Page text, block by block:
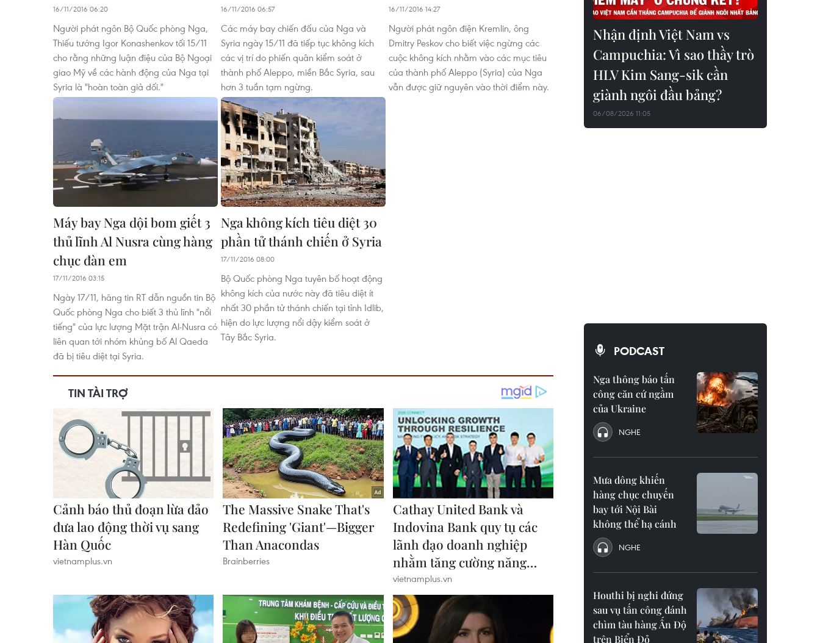
16/11/2016 06:20
Người phát ngôn Bộ Quốc phòng Nga,
Thiếu tướng Igor Konashenkov tối 15/11
cho rằng những luận điệu của Bộ Ngoại
giao Mỹ về các hành động của Nga tại
Syria là "hoàn toàn giả dối."
16/11/2016 06:57
Các máy bay chiến đấu của Nga và
Syria ngày 15/11 đã tiếp tục không kích
các vị trí do phiến quân kiểm soát ở
thành phố Aleppo, miền Bắc Syria, sau
hơn 3 tuần tạm ngừng.
16/11/2016 14:27
Người phát ngôn điện Kremlin, ông
Dmitry Peskov cho biết việc ngừng các
cuộc không kích nhằm vào các mục tiêu
của thành phố Aleppo (Syria) của Nga
vẫn được giữ nguyên vào thời điểm này.
Máy bay Nga dội bom giết 3
thủ lĩnh Al Nusra cùng hàng
chục đàn em
17/11/2016 03:15
Ngày 17/11, hãng tin RT dẫn nguồn tin Bộ
Quốc phòng Nga cho biết 3 thủ lĩnh "nổi
tiếng" của lực lượng Mặt trận Al-Nusra có
liên quan tới nhóm khủng bố Al Qaeda
đã bị tiêu diệt tại Syria.
Nga không kích tiêu diệt 30
phần tử thánh chiến ở Syria
17/11/2016 08:00
Bộ Quốc phòng Nga tuyên bố hoạt động
không kích của nước này đã tiêu diệt ít
nhất 30 phần tử thánh chiến tại tỉnh Idlib,
hiện do lực lượng nổi dậy kiểm soát ở
Tây Bắc Syria.
Nhận định Việt Nam vs
Campuchia: Vì sao thầy trò
HLV Kim Sang-sik cần
giành ngôi đầu bảng?
06/08/2026 11:05
PODCAST
Nga thông báo tấn
công căn cứ ngầm
của Ukraine
NGHE
Mưa dông khiến
hàng chục chuyến
bay tới Nội Bài
không thể hạ cánh
NGHE
Houthi bị nghi đứng
sau vụ tấn công đánh
chìm tàu hàng Ấn Độ
trên Biển Đỏ